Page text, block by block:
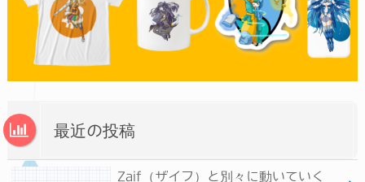
最近の投稿
Zaif（ザイフ）と別々に動いていく